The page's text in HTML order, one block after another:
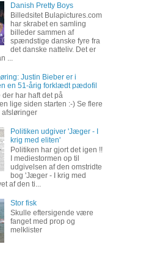
Danish Pretty Boys
Billedsitet Bulapictures.com
har skrabet en samling
billeder sammen af
spændstige danske fyre fra
det danske natteliv. Det er
...
Justin Bieber er i
en 51-årig forklædt pædofil
der har haft det på
lige siden starten :-) Se flere
Politiken udgiver 'Jæger - I
krig med eliten'
Politiken har gjort det igen !!
I mediestormen op til
udgivelsen af den omstridte
bog 'Jæger - I krig med
af den ti...
Stor fisk
Skulle eftersigende være
fanget med prop og
melklister